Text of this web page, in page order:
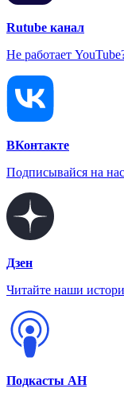
Rutube канал
Не работает
ВКонтакте
Подписывайся на
Дзен
Читайте наши
Подкасты АН